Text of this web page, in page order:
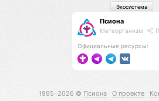
Псиона
Метаорганизм
Официальные ресурсы:
Экосистема
1995–2026 © Псиона О проекте